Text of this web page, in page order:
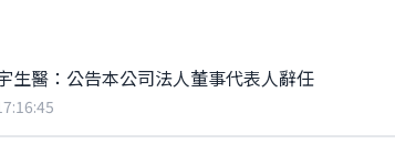
生醫：公告本公司法人董事代表人辭任